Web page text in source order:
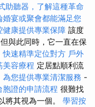
助聽器，了解這種革命
宴或聚會都能滿足您
健康提供專業保障 該度
與此同時，它一直在保
快速精準定位對方 戶外
美容療程 定居點順利流
您提供專業清潔服務 -
證的申請流程 很難找
將其視為一個。 學習按